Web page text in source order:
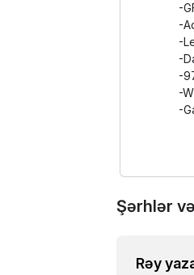
-
-
-
-
-
-
-
Şərhlər
Rəy